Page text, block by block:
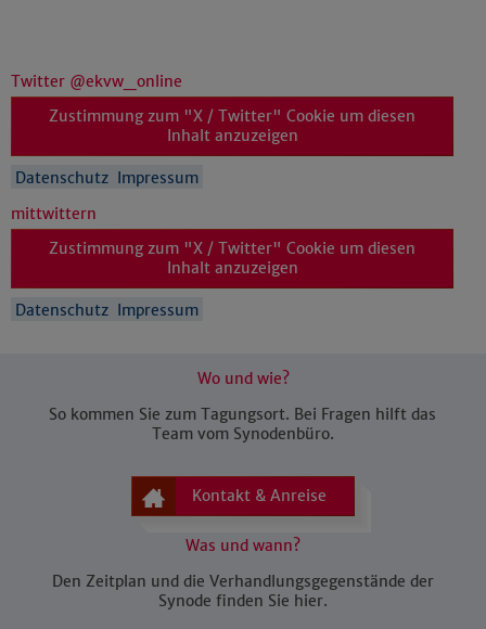
Twitter @ekvw_online
Zustimmung zum "X / Twitter" Cookie um diesen
Inhalt anzuzeigen
Datenschutz Impressum
mittwittern
Zustimmung zum "X / Twitter" Cookie um diesen
Inhalt anzuzeigen
Datenschutz Impressum
Wo und wie?
So kommen Sie zum Tagungsort. Bei Fragen hilft das
Team vom Synodenbüro.
Kontakt & Anreise
Was und wann?
Den Zeitplan und die Verhandlungsgegenstände der
Synode finden Sie hier.